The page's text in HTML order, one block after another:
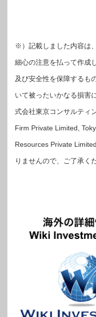
※）記載しました内容は
細心の注意を払って作成
及び安全性を保障するも
いて被ったいかなる損害
式会社東京コンサルティ
Firm Private Limited,
Resources Private
りませんので、ご了承く